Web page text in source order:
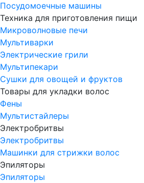
Посудомоечные машины
Техника для приготовления пищи
Микроволновые печи
Мультиварки
Электрические грили
Мультипекари
Сушки для овощей и фруктов
Товары для укладки волос
Фены
Мультистайлеры
Электробритвы
Электробритвы
Машинки для стрижки волос
Эпиляторы
Эпиляторы